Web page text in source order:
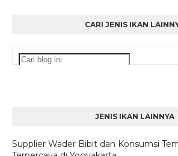
CARI JENIS IKAN
JENIS IKAN LAINNYA
Supplier Wader Bibit dan Konsumsi